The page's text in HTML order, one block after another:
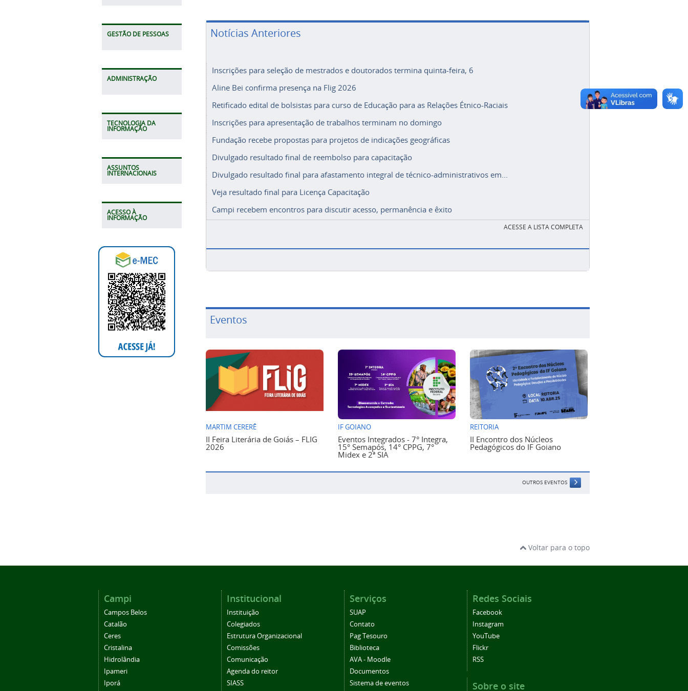
GESTÃO DE PESSOAS
ADMINISTRAÇÃO
TECNOLOGIA DA
INFORMAÇÃO
ASSUNTOS
INTERNACIONAIS
ACESSO À
INFORMAÇÃO
Notícias Anteriores
Inscrições para seleção de mestrados e doutorados termina quinta-feira, 6
Aline Bei confirma presença na Flig 2026
Retificado edital de bolsistas para curso de Educação para as Relações Étnico-Raciais
Inscrições para apresentação de trabalhos terminam no domingo
Fundação recebe propostas para projetos de indicações geográficas
Divulgado resultado final de reembolso para capacitação
Divulgado resultado final para afastamento integral de técnico-administrativos em...
Veja resultado final para Licença Capacitação
Campi recebem encontros para discutir acesso, permanência e êxito
ACESSE A LISTA COMPLETA
Eventos
MARTIM CERERÊ
II Feira Literária de Goiás – FLIG
2026
IF GOIANO
Eventos Integrados - 7° Integra,
15° Semapós, 14° CPPG, 7°
Midex e 2ª SIA
REITORIA
II Encontro dos Núcleos
Pedagógicos do IF Goiano
OUTROS EVENTOS
Voltar para o topo
Campi
Campos Belos
Catalão
Ceres
Cristalina
Hidrolândia
Ipameri
Iporá
Institucional
Instituição
Colegiados
Estrutura Organizacional
Comissões
Comunicação
Agenda do reitor
SIASS
Serviços
SUAP
Contato
Pag Tesouro
Biblioteca
AVA - Moodle
Documentos
Sistema de eventos
Redes Sociais
Facebook
Instagram
YouTube
Flickr
RSS
Sobre o site